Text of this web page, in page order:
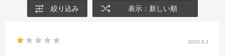
絞り込み 表示：新しい順
2026.6.1